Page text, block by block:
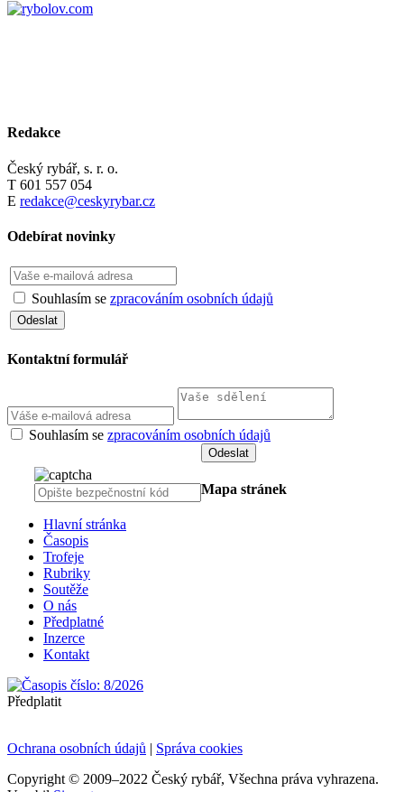
Redakce
Český rybář, s. r. o.
T 601 557 054
E redakce@ceskyrybar.cz
Odebírat novinky
Souhlasím se zpracováním osobních údajů
Kontaktní formulář
Souhlasím se zpracováním osobních údajů
Mapa stránek
Hlavní stránka
Časopis
Trofeje
Rubriky
Soutěže
O nás
Předplatné
Inzerce
Kontakt
Předplatit
Ochrana osobních údajů | Správa cookies
Copyright © 2009–2022 Český rybář, Všechna práva vyhrazena.